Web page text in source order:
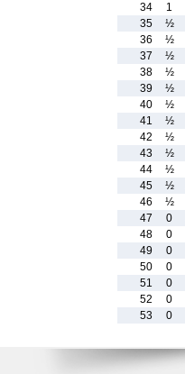
34
1
35
½
36
½
37
½
38
½
39
½
40
½
41
½
42
½
43
½
44
½
45
½
46
½
47
0
48
0
49
0
50
0
51
0
52
0
53
0